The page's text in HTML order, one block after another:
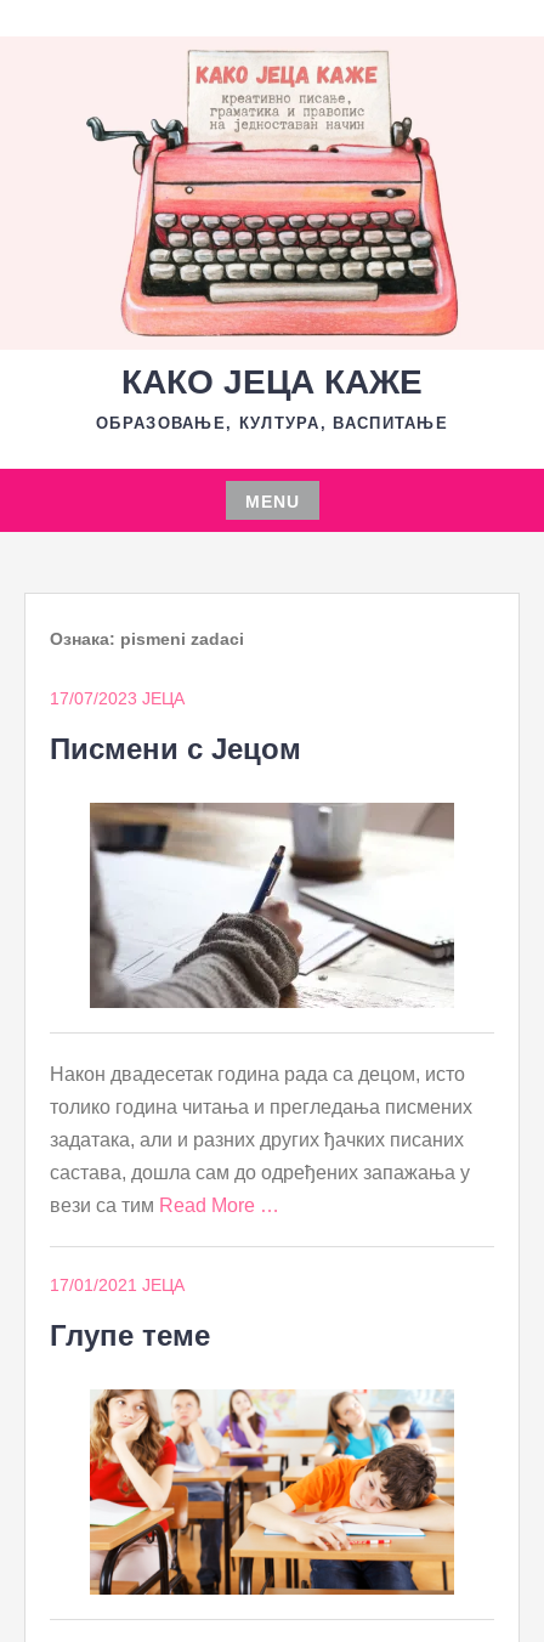
КАКО ЈЕЦА КАЖЕ
ОБРАЗОВАЊЕ, КУЛТУРА, ВАСПИТАЊЕ
MENU
Skip
content
Ознака: pismeni zadaci
17/07/2023 ЈЕЦА
Писмени с Јецом
Након двадесетак година рада са децом, исто
толико година читања и прегледања писмених
задатака, али и разних других ђачких писаних
састава, дошла сам до одређених запажања у
вези са тим Read More …
17/01/2021 ЈЕЦА
Глупе теме